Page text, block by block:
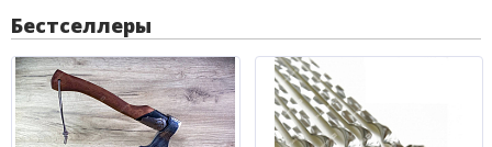
Бестселлеры